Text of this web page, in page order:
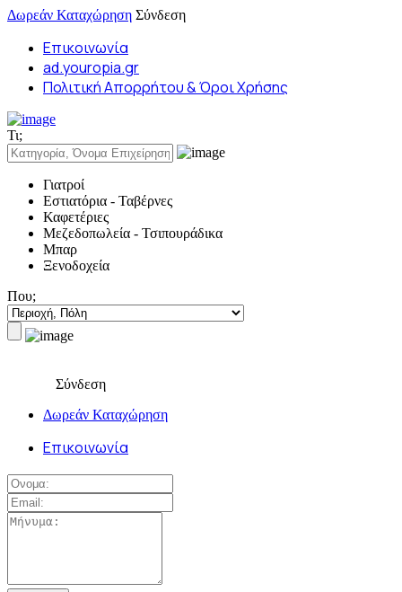
Δωρεάν Καταχώρηση Σύνδεση
Επικοινωνία
ad.youropia.gr
Πολιτική Απορρήτου & Όροι Χρήσης
Τι;
Γιατροί
Εστιατόρια - Ταβέρνες
Καφετέριες
Μεζεδοπωλεία - Τσιπουράδικα
Μπαρ
Ξενοδοχεία
Που;
Σύνδεση
Δωρεάν Καταχώρηση
Επικοινωνία